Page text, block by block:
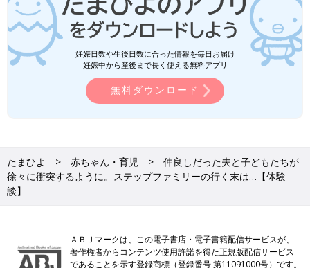
妊娠日数や生後日数に合った情報を毎日お届け
妊娠中から産後まで長く使える無料アプリ
無料ダウンロード
たまひよ 赤ちゃん・育児
仲良しだった夫と子どもたちが
徐々に衝突するように。ステップファミリーの行く末は…【体験
談】
ＡＢＪマークは、この電子書店・電子書籍配信サービスが、
著作権者からコンテンツ使用許諾を得た正規版配信サービス
であることを示す登録商標（登録番号 第11091000号）です。